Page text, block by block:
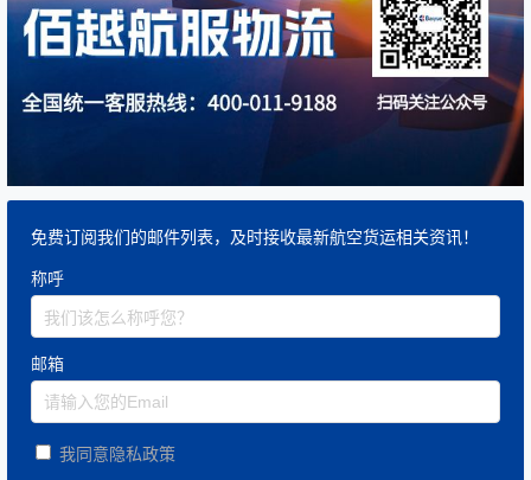
免费订阅我们的邮件列表，及时接收最新航空货运相关资讯！
称呼
邮箱
我同意隐私政策